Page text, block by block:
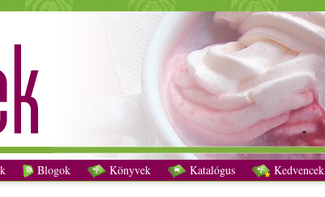
mandulatej receptek - Vegetáriánus receptek
Blogok Könyvek Katalógus Kedvencek